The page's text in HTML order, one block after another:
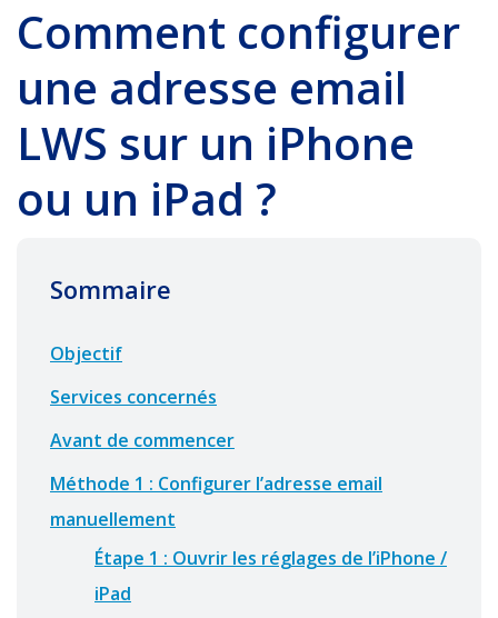
Comment configurer
une adresse email
LWS sur un iPhone
ou un iPad ?
Sommaire
Objectif
Services concernés
Avant de commencer
Méthode 1 : Configurer l’adresse email
manuellement
Étape 1 : Ouvrir les réglages de l’iPhone /
iPad